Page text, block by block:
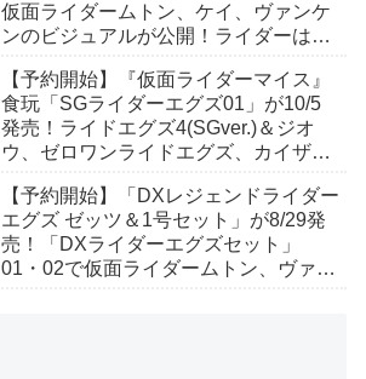
仮面ライダームトン、ケイ、ヴァンケ
ンのビジュアルが公開！ライダーは子
【予約開始】『仮面ライダーマイス』
食玩「SGライダーエグズ01」が10/5
発売！ライドエグズ4(SGver.)＆ジオ
ウ、ゼロワンライドエグズ、カイザ、
【予約開始】「DXレジェンドライダー
エグズ ゼッツ＆1号セット」が8/29発
売！「DXライダーエグズセット」
01・02で仮面ライダームトン、ヴァン